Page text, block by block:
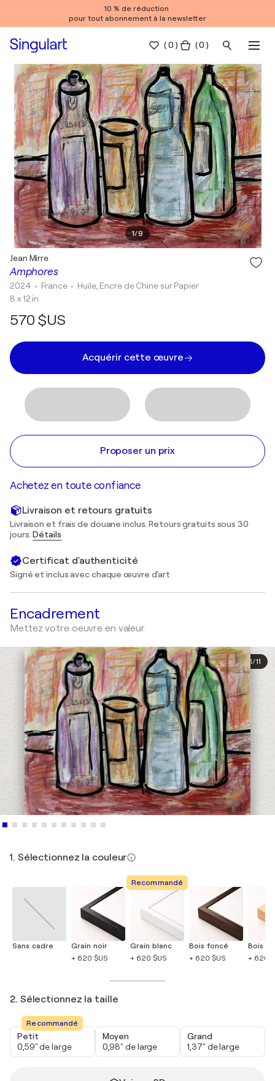
10 % de réduction
pour tout abonnement à la newsletter
(0 ) ( 0 )
1/9
Amphores
Jean Mirre
2024 • France • Huile, Encre de Chine sur Papier
8 x 12 in
570 $US
Acquérir cette œuvre
Proposer un prix
Achetez en toute confiance
Livraison et retours gratuits
Livraison et frais de douane inclus. Retours gratuits sous 30
jours.Détails
Certificat d'authenticité
Signé et inclus avec chaque œuvre d'art
Encadrement
Mettez votre oeuvre en valeur
1/11
1. Sélectionnez la couleur
Sans cadre
Grain noir
+ 620 $US
Recommandé
Grain blanc
+ 620 $US
Bois foncé
+ 620 $US
Bois
+ 620
2. Sélectionnez la taille
Recommandé
Petit
0,59" de large
Moyen
0,98" de large
Grand
1,37" de large